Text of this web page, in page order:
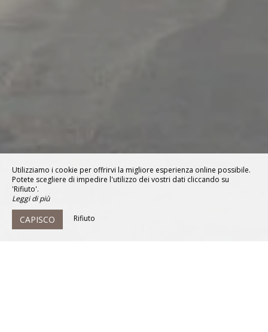
Utilizziamo i cookie per offrirvi la migliore esperienza online possibile.
Potete scegliere di impedire l'utilizzo dei vostri dati cliccando su
'Rifiuto'.
Leggi di più
CAPISCO Rifiuto